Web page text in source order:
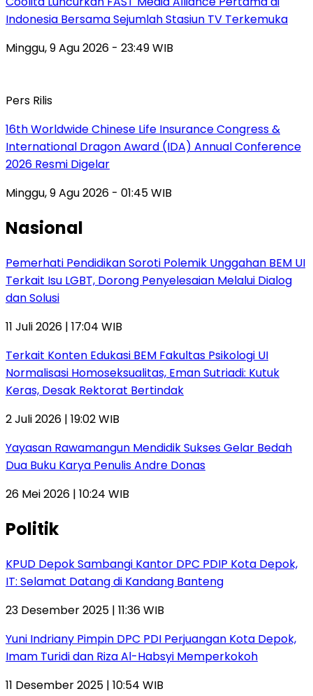
Indonesia Bersama Sejumlah Stasiun TV Terkemuka
Minggu, 9 Agu 2026 - 23:49 WIB
Pers Rilis
16th Worldwide Chinese Life Insurance Congress &
International Dragon Award (IDA) Annual Conference
2026 Resmi Digelar
Minggu, 9 Agu 2026 - 01:45 WIB
Nasional
Pemerhati Pendidikan Soroti Polemik Unggahan BEM UI
Terkait Isu LGBT, Dorong Penyelesaian Melalui Dialog
dan Solusi
11 Juli 2026 | 17:04 WIB
Terkait Konten Edukasi BEM Fakultas Psikologi UI
Normalisasi Homoseksualitas, Eman Sutriadi: Kutuk
Keras, Desak Rektorat Bertindak
2 Juli 2026 | 19:02 WIB
Yayasan Rawamangun Mendidik Sukses Gelar Bedah
Dua Buku Karya Penulis Andre Donas
26 Mei 2026 | 10:24 WIB
Politik
KPUD Depok Sambangi Kantor DPC PDIP Kota Depok,
IT: Selamat Datang di Kandang Banteng
23 Desember 2025 | 11:36 WIB
Yuni Indriany Pimpin DPC PDI Perjuangan Kota Depok,
Imam Turidi dan Riza Al-Habsyi Memperkokoh
11 Desember 2025 | 10:54 WIB